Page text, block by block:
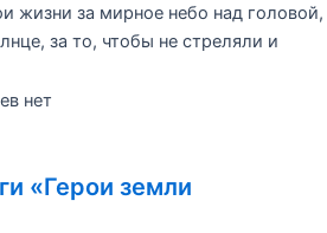
жизни за мирное небо над головой,
за то, чтобы не стреляли и
нет
«Герои земли